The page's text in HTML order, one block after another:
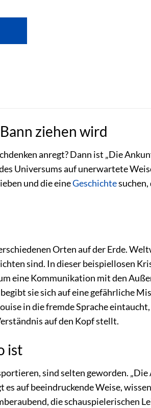
ziehen wird
anregt? Dann ist „Die
Universums auf unerwartete
und die eineGeschichtesuchen,
Orten auf der Erde.
sind. In dieser beispiellosen
eine Kommunikation mit den
sie sich auf eine gefährliche
in die fremde Sprache
auf den Kopf stellt.
ist
sind selten geworden.
auf beeindruckende Weise,
die schauspielerischen